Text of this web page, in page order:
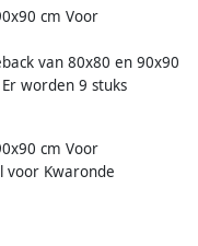
cm Voor
van 80x80 en 90x90
worden 9 stuks
cm Voor
voor Kwaronde